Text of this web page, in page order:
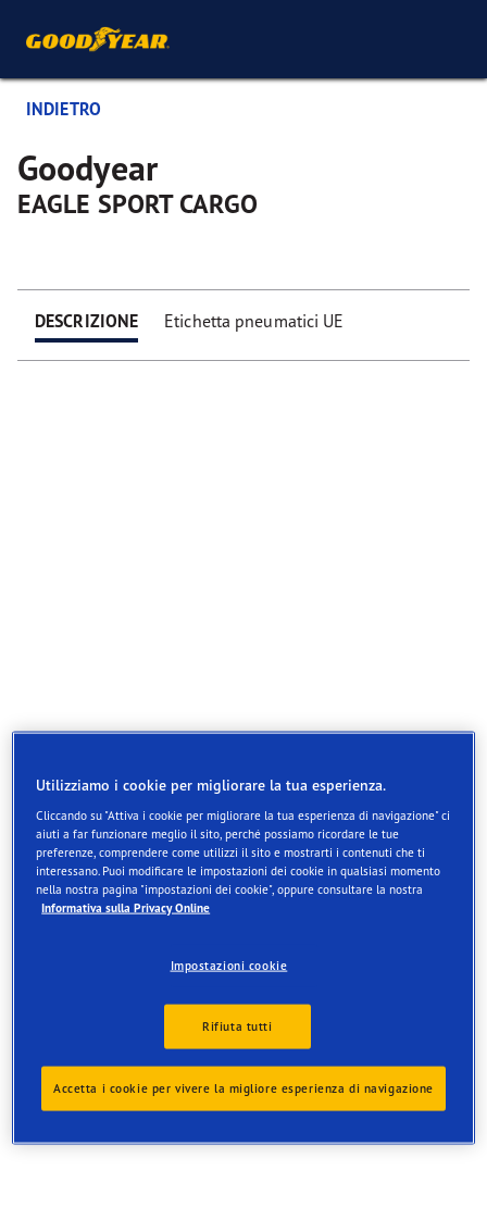
INDIETRO
Goodyear
EAGLE SPORT CARGO
DESCRIZIONE Etichetta pneumatici UE
Goodyear Eagle Sport Cargo è la soluzione ideale
commerciali. Grazie all’eccezionale capacità di carico,
alla durevolezza e alle caratteristiche di sicurezza,
questo pneumatico soddisfa le esigenze dei
trasporti e della logistica moderni.
EV-Ready
Utilizziamo i cookie per migliorare la tua esperienza.
Cliccando su "Attiva i cookie per migliorare la tua esperienza di navigazione" ci
aiuti a far funzionare meglio il sito, perché possiamo ricordare le tue
preferenze, comprendere come utilizzi il sito e mostrarti i contenuti che ti
interessano. Puoi modificare le impostazioni dei cookie in qualsiasi momento
nella nostra pagina "impostazioni dei cookie", oppure consultare la nostra
Informativa sulla Privacy Online
Impostazioni cookie
Rifiuta tutti
Accetta i cookie per vivere la migliore esperienza di navigazione